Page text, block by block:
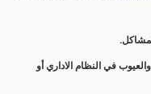
في النظام الاداري أو